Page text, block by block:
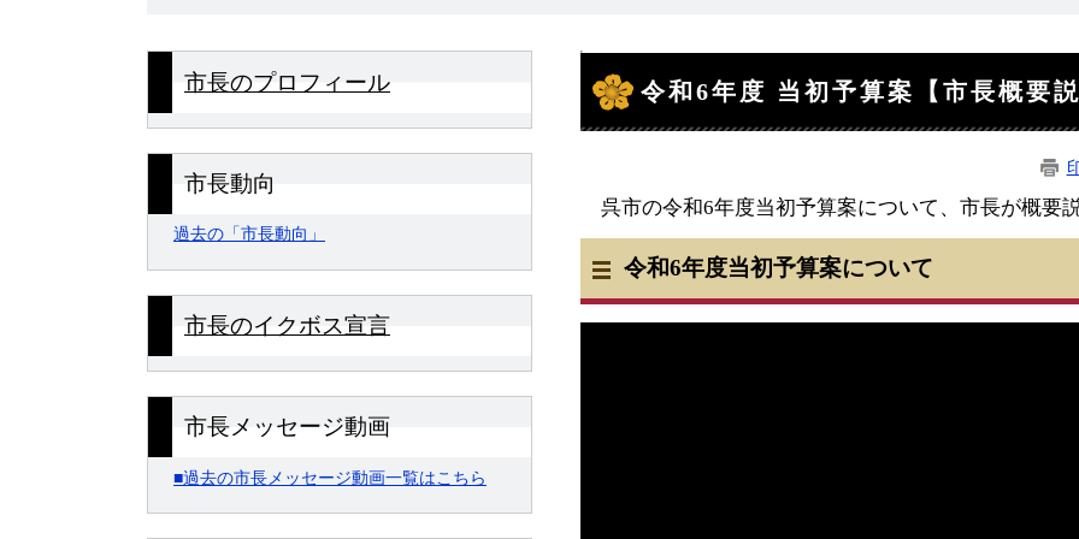
市長のプロフィール
市長動向
過去の「市長動向」
市長のイクボス宣言
市長メッセージ動画
■過去の市長メッセージ動画一覧はこちら
文
令和6年度 当初予算案【市長概要
呉市の令和6年度当初予算案について、市長が概要
令和6年度当初予算案について